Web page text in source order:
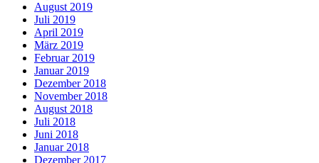
August 2019
Juli 2019
April 2019
März 2019
Februar 2019
Januar 2019
Dezember 2018
November 2018
August 2018
Juli 2018
Juni 2018
Januar 2018
Dezember 2017